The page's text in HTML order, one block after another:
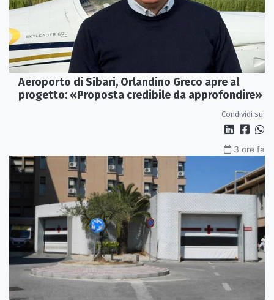
Aeroporto di Sibari, Orlandino Greco apre al
progetto: «Proposta credibile da approfondire»
Condividi su:
3 ore fa